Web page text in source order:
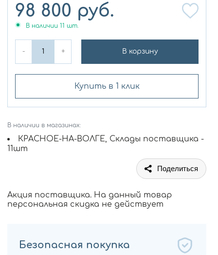
98 800 руб.
В наличии 11 шт.
- + В корзину
Купить в 1 клик
В наличии в магазинах:
КРАСНОЕ-НА-ВОЛГЕ, Склады поставщика -
11шт
Поделиться
Акция поставщика. На данный товар
персональная скидка не действует
Безопасная покупка